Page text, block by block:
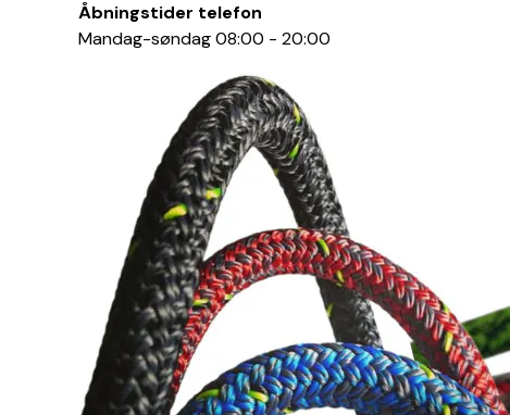
Åbningstider telefon
Mandag-søndag 08:00 - 20:00